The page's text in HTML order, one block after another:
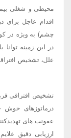
محیطی و شغلی
اقدام عاجل
چشم) به ویژه در
در این زمینه
علل، تشخیص
تشخیص افتراقی
درماتوزهای خوش
عفونت های
ارزیابی دقیق